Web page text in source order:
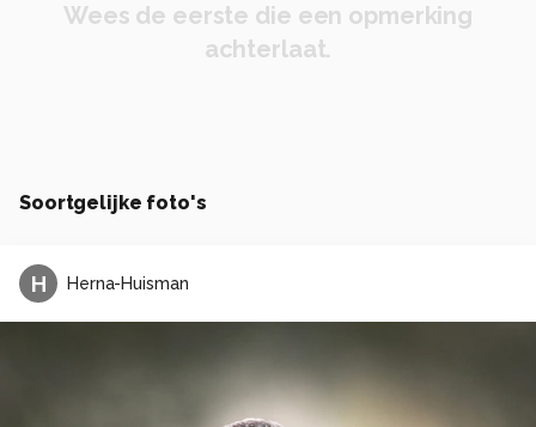
Wees de eerste die een opmerking
achterlaat.
Soortgelijke foto's
H Herna-Huisman